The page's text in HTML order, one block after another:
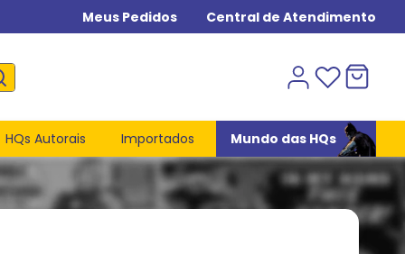
Meus Pedidos Central de Atendimento
HQs Autorais Importados Mundo das HQs